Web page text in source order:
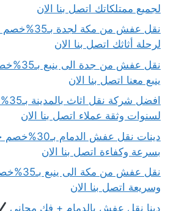
لجميع ممتلكاتك اتصل بنا الان
نقل عفش من مكة
لرحلة أثاثك اتصل بنا الان
نقل عفش
ينبع معنا اتصل بنا الان
لسنوات وثقة عملاء اتصل بنا الان
دينات نقل عفش
بسرعة وكفاءة اتصل بنا الان
نقل عفش من
وسريعة اتصل بنا الان
دينا نقل عفش بالدمام + فك مجاني